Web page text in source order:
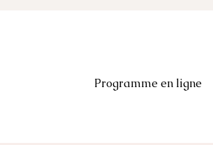
Programme en ligne